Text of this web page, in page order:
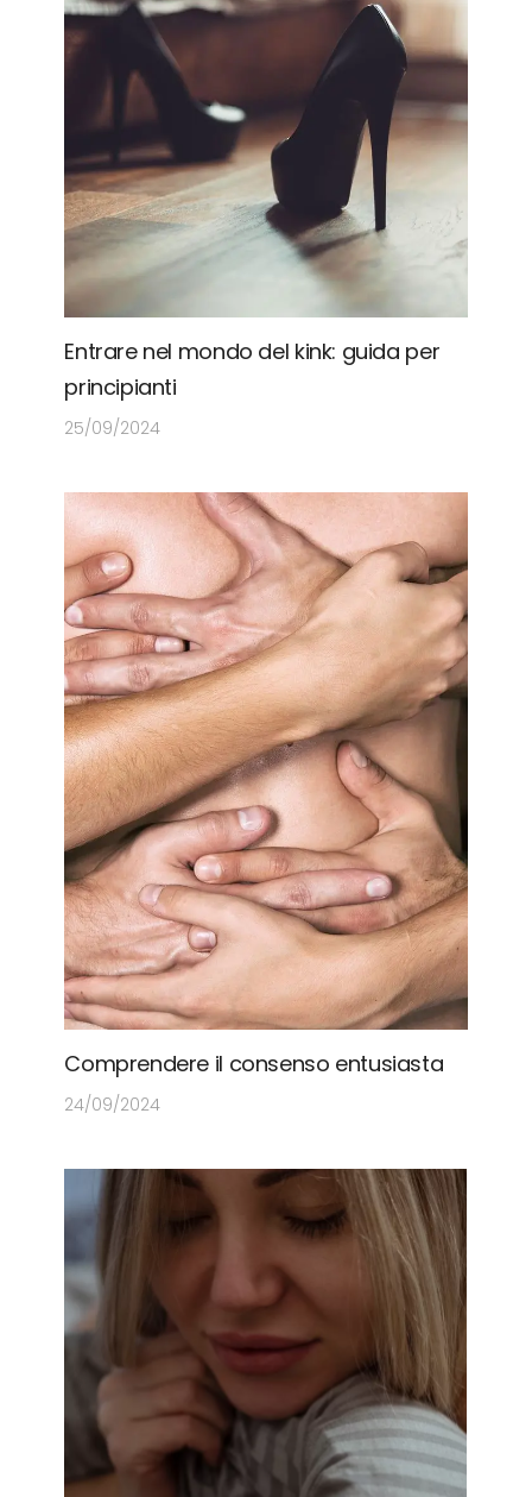
Entrare nel mondo del kink: guida per
principianti
25/09/2024
Comprendere il consenso entusiasta
24/09/2024